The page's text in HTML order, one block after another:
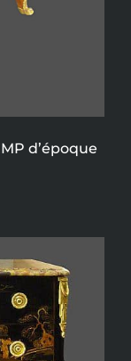
d’époque